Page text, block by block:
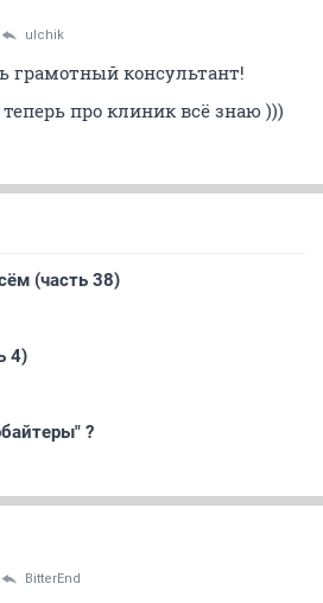
ulchik
грамотный консультант!
про клиник всё знаю )))
(часть 38)
4)
?
BitterEnd